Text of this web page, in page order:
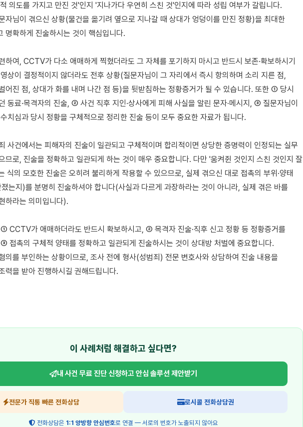
의도를 가지고 만진 것'인지 '지나가다 우연히 스친 것'인지에 따라 성립 여부가 갈립니다.
자님이 겪으신 상황(물건을 옮기려 옆으로 지나갈 때 상대가 엉덩이를 만진 정황)을 최대한
명확하게 진술하시는 것이 핵심입니다.
하여, CCTV가 다소 애매하게 찍혔더라도 그 자체를 포기하지 마시고 반드시 보존·확보하시기
상이 결정적이지 않더라도 전후 상황(질문자님이 그 자리에서 즉시 항의하며 소리 지른 점,
어진 점, 상대가 화를 내며 나간 점 등)을 뒷받침하는 정황증거가 될 수 있습니다. 또한 ① 당시
동료·목격자의 진술, ② 사건 직후 지인·상사에게 피해 사실을 알린 문자·메시지, ③ 질문자님이
치심과 당시 정황을 구체적으로 정리한 진술 등이 모두 중요한 자료가 됩니다.
사건에서는 피해자의 진술이 일관되고 구체적이며 합리적이면 상당한 증명력이 인정되는 실무
므로, 진술을 정확하고 일관되게 하는 것이 매우 중요합니다. 다만 '움켜쥔 것인지 스친 것인지 잘
식의 모호한 진술은 오히려 불리하게 작용할 수 있으므로, 실제 겪으신 대로 접촉의 부위·양태
는지)를 분명히 진술하셔야 합니다(사실과 다르게 과장하라는 것이 아니라, 실제 겪은 바를
하라는 의미입니다).
CCTV가 애매하더라도 반드시 확보하시고, ② 목격자 진술·직후 신고 정황 등 정황증거를
접촉의 구체적 양태를 정확하고 일관되게 진술하시는 것이 상대방 처벌에 중요합니다.
의를 부인하는 상황이므로, 조사 전에 형사(성범죄) 전문 변호사와 상담하여 진술 내용을
력을 받아 진행하시길 권해드립니다.
이 사례처럼 해결하고 싶다면?
내 사건 무료 진단 신청하고안심 솔루션 제안받기
전문가 직통 빠른 전화상담 로시콜 전화상담권
전화상담은 1:1 양방향 안심번호로 연결 — 서로의 번호가 노출되지 않아요